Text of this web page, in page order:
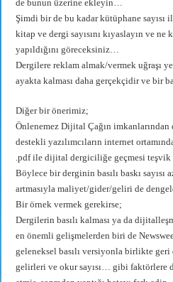
de bunun üzerine ekleyin…
Şimdi bir de bu kadar kütüphane sayısı
kitap ve dergi sayısını kıyaslayın ve ne
yapıldığını göreceksiniz…
Dergilere reklam almak/vermek uğraşı
ayakta kalması daha gerçekçidir ve bir
Diğer bir önerimiz;
Önlenemez Dijital Çağın
destekli yazılımcıların internet
.pdf ile dijital dergiciliğe geçmesi
Böylece bir derginin basılı baskı sayısı
artmasıyla maliyet/gider/geliri de
Bir örnek vermek gerekirse;
Dergilerin basılı kalması ya da
en önemli gelişmelerden biri de
geleneksel basılı versiyonla birlikte
gelirleri ve okur sayısı… gibi faktörlere